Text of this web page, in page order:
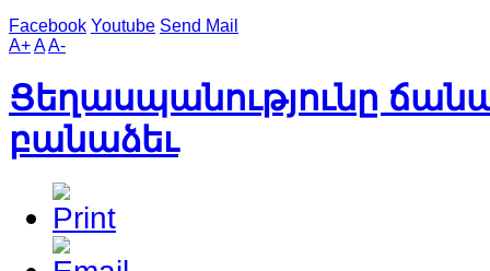
Facebook Youtube Send Mail
A+AA-
Ցեղասպանությունը
բանաձեւ